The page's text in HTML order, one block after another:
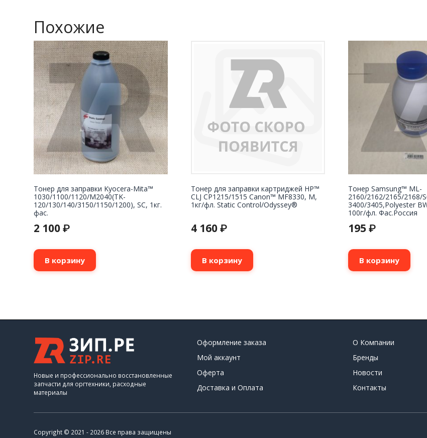
Похожие
Тонер для заправки Kyocera-Mita™
1030/1100/1120/M2040(TK-
120/130/140/3150/1150/1200), SC, 1кг.
фас.
2 100 ₽
В корзину
Тонер для заправки картриджей HP™
CLJ CP1215/1515 Canon™ MF8330, M,
1кг/фл. Static Control/Odyssey®
4 160 ₽
В корзину
Тонер Samsung™ ML-
2160/2162/2165/2168/
3400/3405,Polyester
100г/фл. Фас.Россия
195 ₽
В корзину
Новые и профессионально восстановленные
запчасти для оргтехники, расходные
материалы
Оформление заказа
Мой аккаунт
Оферта
Доставка и Оплата
О Компании
Бренды
Новости
Контакты
Copyright © 2021 - 2026 Все права защищены